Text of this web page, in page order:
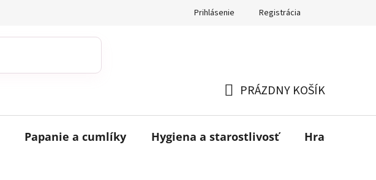
Prihlásenie Registrácia
KOŠÍK
PRÁZDNY KOŠÍK
Papanie a cumlíky Hygiena a starostlivosť Hračky